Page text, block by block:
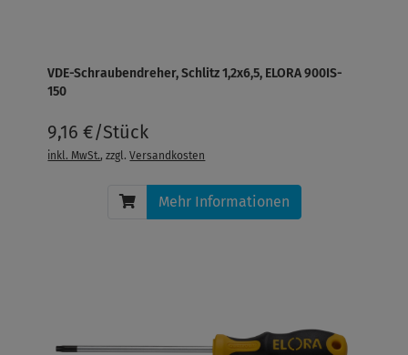
VDE-Schraubendreher, Schlitz 1,2x6,5, ELORA 900IS-
150
9,16 €/Stück
inkl. MwSt., zzgl.Versandkosten
Mehr Informationen